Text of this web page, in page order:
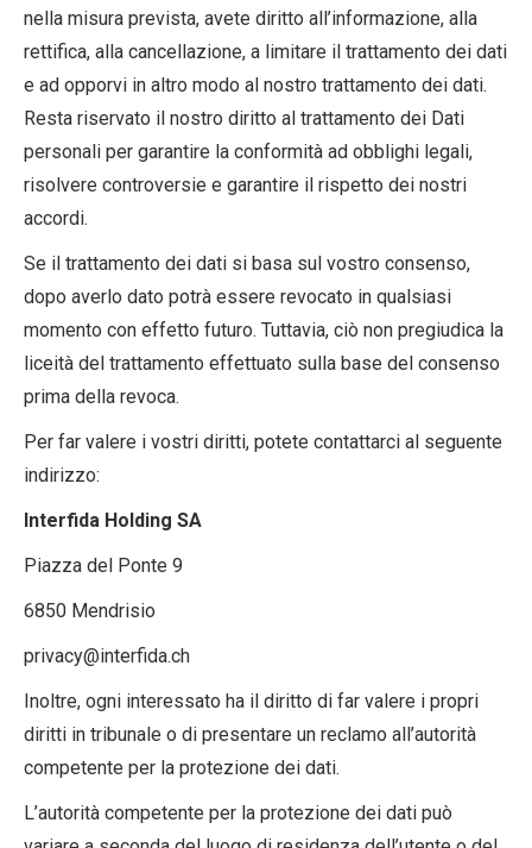
nella misura prevista, avete diritto all’informazione, alla
rettifica, alla cancellazione, a limitare il trattamento dei dati
e ad opporvi in altro modo al nostro trattamento dei dati.
Resta riservato il nostro diritto al trattamento dei Dati
personali per garantire la conformità ad obblighi legali,
risolvere controversie e garantire il rispetto dei nostri
accordi.
Se il trattamento dei dati si basa sul vostro consenso,
dopo averlo dato potrà essere revocato in qualsiasi
momento con effetto futuro. Tuttavia, ciò non pregiudica la
liceità del trattamento effettuato sulla base del consenso
prima della revoca.
Per far valere i vostri diritti, potete contattarci al seguente
indirizzo:
Interfida Holding SA
Piazza del Ponte 9
6850 Mendrisio
privacy@interfida.ch
Inoltre, ogni interessato ha il diritto di far valere i propri
diritti in tribunale o di presentare un reclamo all’autorità
competente per la protezione dei dati.
L’autorità competente per la protezione dei dati può